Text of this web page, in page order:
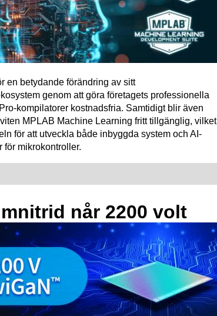
en betydande förändring av sitt
genom att göra företagets professionella
kompilatorer kostnadsfria. Samtidigt blir även
MPLAB Machine Learning fritt tillgänglig, vilket
för att utveckla både inbyggda system och AI-
för mikrokontroller.
når 2200 volt